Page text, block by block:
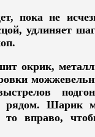
пока не
удлиняет
окрик,
рядом. Шарик
то вправо,